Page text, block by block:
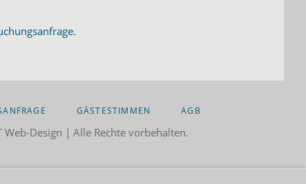
GÄSTESTIMMEN AGB
Design | Alle Rechte vorbehalten.